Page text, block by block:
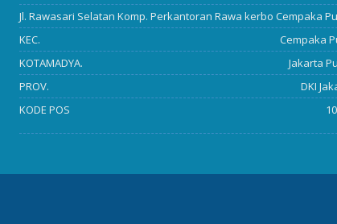
Jl. Rawasari Selatan Komp. Perkantoran Rawa kerbo Cempaka
KEC.
Cempaka
KOTAMADYA.
Jakarta
PROV.
DKI
KODE POS